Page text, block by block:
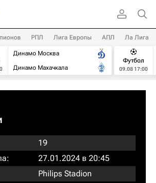
РПЛ Лига Европы АПЛ Ла Лига
Динамо Москва
Динамо Махачкала
Футбол
09.08 17:00
19
27.01.2024 в 20:45
Philips Stadion